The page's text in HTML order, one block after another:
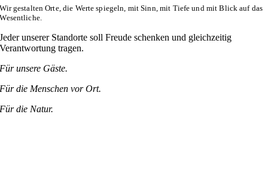
Wir gestalten Orte, die Werte spiegeln, mit Sinn, mit Tiefe und mit Blick auf das
Wesentliche.
Jeder unserer Standorte soll Freude schenken und gleichzeitig
Verantwortung tragen.
Für unsere Gäste.
Für die Menschen vor Ort.
Für die Natur.